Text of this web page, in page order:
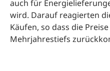
auch für
wird. Darauf reagierten
Käufen, so dass die
Mehrjahrestiefs